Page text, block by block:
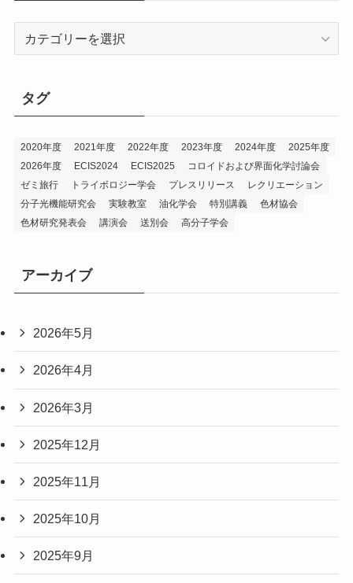
ー
タグ
2020年度 2021年度 2022年度 2023年度 2024年度
2025年度
2026年度
ECIS2024 ECIS2025
コロイドおよび界面化学討論会
ゼミ旅行
トライボロジー学会 プレスリリース
レクリエーション
分子光機能研究会
実験教室 油化学会 特別講義
色材協会
色材研究発表会
講演会 送別会 高分子学会
アーカイブ
2026年5月
2026年4月
2026年3月
2025年12月
2025年11月
2025年10月
2025年9月